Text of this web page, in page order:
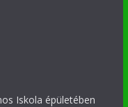
Iskola épületében